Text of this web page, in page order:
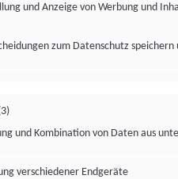
und Anzeige von Werbung und
zum Datenschutz
und Kombination von Daten aus
verschiedener Endgeräte